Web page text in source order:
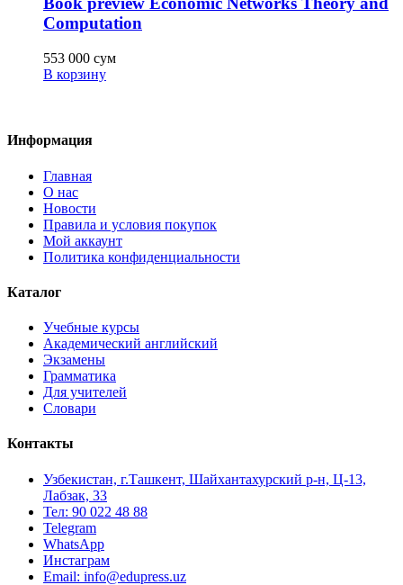
Computation
553 000 сум
В корзину
Информация
Главная
О нас
Новости
Правила и условия покупок
Мой аккаунт
Политика конфиденциальности
Каталог
Учебные курсы
Академический английский
Экзамены
Грамматика
Для учителей
Словари
Контакты
Узбекистан, г.Ташкент, Шайхантахурский р-н, Ц-13,
Лабзак, 33
Тел: 90 022 48 88
Telegram
WhatsApp
Инстаграм
Email: info@edupress.uz